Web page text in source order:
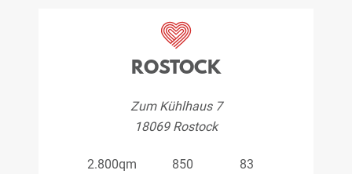
ROSTOCK
Zum Kühlhaus 7
18069 Rostock
2.800qm 850 83